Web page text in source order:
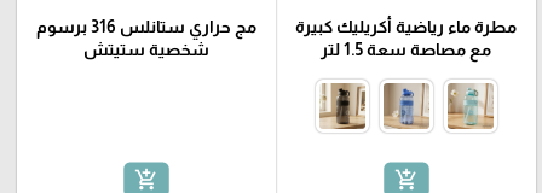
مطرة ماء رياضية أكريليك كبيرة
مع مصاصة سعة 1.5 لتر
add_shopping_cart
مج حراري ستانلس 316 برسوم
شخصية ستيتش
add_shopping_cart